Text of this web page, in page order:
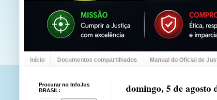
Início Documentos compartilhados Manual do Oficial de
domingo, 5 de agosto
Procurar no InfoJus
BRASIL: